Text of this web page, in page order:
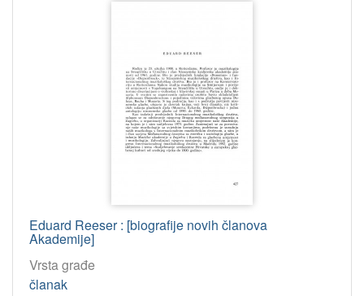
Eduard Reeser : [biografije novih članova
Akademije]
Vrsta građe
članak